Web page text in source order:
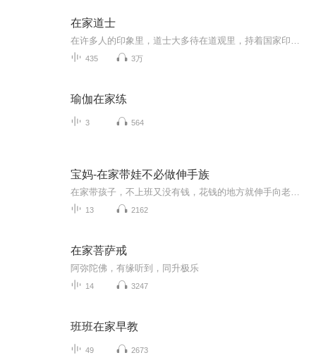
在家道士
435 3万
瑜伽在家练
3 564
宝妈-在家带娃不必做伸手族
13 2162
在家菩萨戒
阿弥陀佛，有缘听到，同升极乐
14 3247
班班在家早教
49 2673